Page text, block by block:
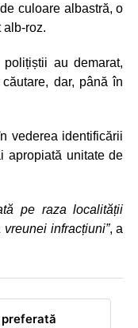
culoare albastră, o
alb-roz.
au demarat,
dar, până în
vederea identificării
apropiată unitate de
pe raza localității
infracțiuni”, a